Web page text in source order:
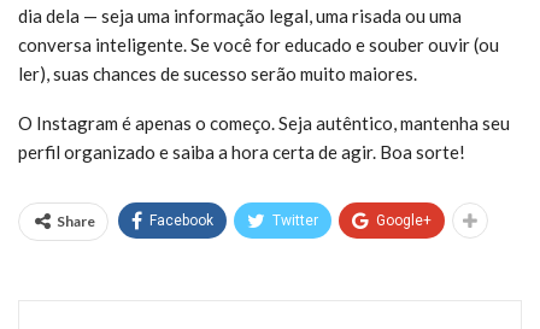
dia dela — seja uma informação legal, uma risada ou uma
conversa inteligente. Se você for educado e souber ouvir (ou
ler), suas chances de sucesso serão muito maiores.
O Instagram é apenas o começo. Seja autêntico, mantenha seu
perfil organizado e saiba a hora certa de agir. Boa sorte!
Share Facebook Twitter Google+